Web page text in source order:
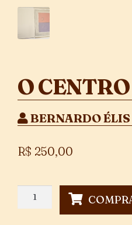
O
BERNARDO ÉLIS
R$ 250,00